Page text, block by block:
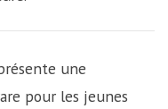
une
pour les jeunes